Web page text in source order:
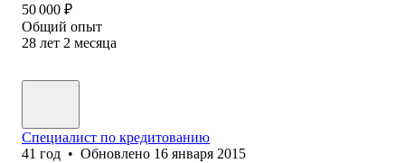
50 000 ₽
Общий опыт
28 лет 2 месяца
Специалист по кредитованию
41 год • Обновлено 16 января 2015